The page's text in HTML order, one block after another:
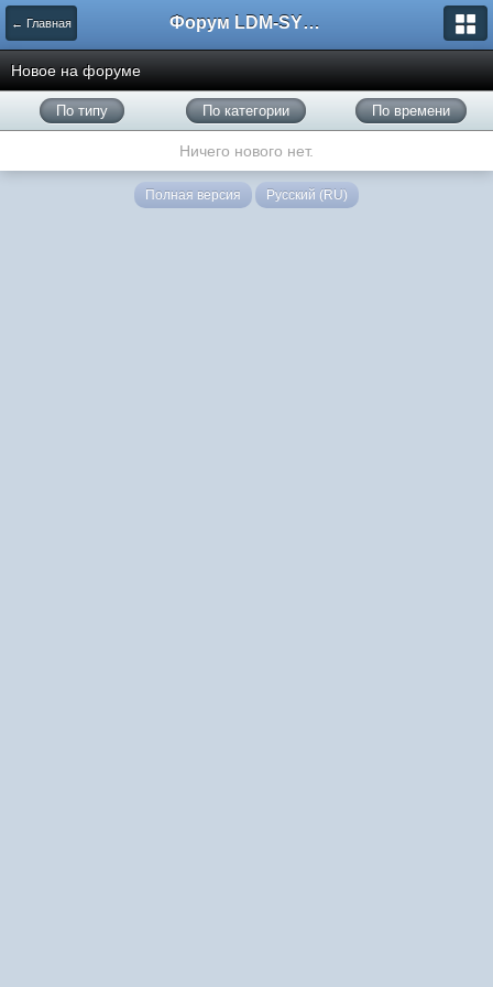
← Главная Форум LDM-SYSTEMS
Новое на форуме
По типу По категории По времени
Ничего нового нет.
Полная версия Русский (RU)